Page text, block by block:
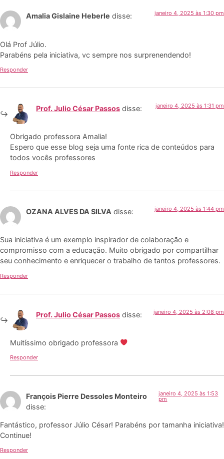
Amalia Gislaine Heberle disse: janeiro 4, 2025 às 1:30 pm
Olá Prof Júlio.
Parabéns pela iniciativa, vc sempre nos surprenendendo!
Responder
Prof. Julio César Passos disse: janeiro 4, 2025 às 1:31 pm
Obrigado professora Amalia!
Espero que esse blog seja uma fonte rica de conteúdos para
todos vocês professores
Responder
OZANA ALVES DA SILVA disse: janeiro 4, 2025 às 1:44 pm
Sua iniciativa é um exemplo inspirador de colaboração e
compromisso com a educação. Muito obrigado por compartilhar
seu conhecimento e enriquecer o trabalho de tantos professores.
Responder
Prof. Julio César Passos disse: janeiro 4, 2025 às 2:08 pm
Muitíssimo obrigado professora
Responder
François Pierre Dessoles Monteiro
disse:
janeiro 4, 2025 às 1:53
pm
Fantástico, professor Júlio César! Parabéns por tamanha iniciativa!
Continue!
Responder